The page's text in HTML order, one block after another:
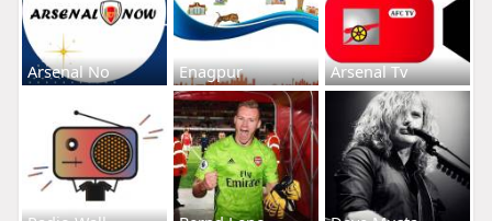
Arsenal No Enagpur Arsenal Tv